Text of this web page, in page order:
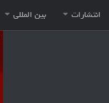
انتشارات بین المللی